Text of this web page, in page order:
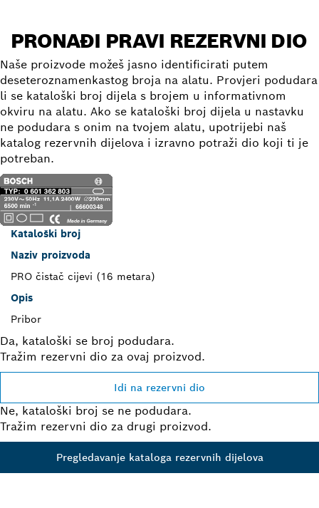
PRONAĐI PRAVI REZERVNI DIO
Naše proizvode možeš jasno identificirati putem
deseteroznamenkastog broja na alatu. Provjeri podudara
li se kataloški broj dijela s brojem u informativnom
okviru na alatu. Ako se kataloški broj dijela u nastavku
ne podudara s onim na tvojem alatu, upotrijebi naš
katalog rezervnih dijelova i izravno potraži dio koji ti je
potreban.
Kataloški broj
Naziv proizvoda
PRO čistač cijevi (16 metara)
Opis
Pribor
Da, kataloški se broj podudara.
Tražim rezervni dio za ovaj proizvod.
Idi na rezervni dio
Ne, kataloški broj se ne podudara.
Tražim rezervni dio za drugi proizvod.
Pregledavanje kataloga rezervnih dijelova